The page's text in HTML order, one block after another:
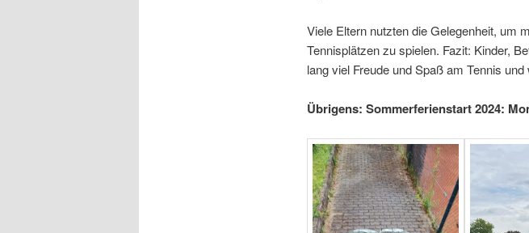
Viele Eltern nutzten die Gelegenheit, um
Tennisplätzen zu spielen. Fazit: Kinder,
lang viel Freude und Spaß am Tennis
Übrigens: Sommerferienstart 2024: